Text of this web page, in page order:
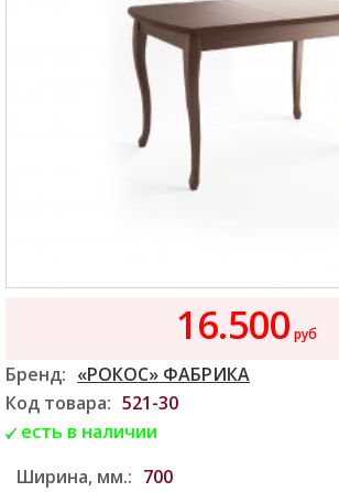
16.500 руб
Бренд: «РОКОС» ФАБРИКА
Код товара: 521-30
есть в наличии
Ширина, мм.: 700